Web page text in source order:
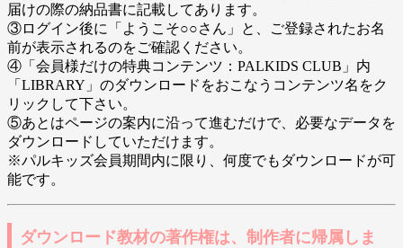
届けの際の納品書に記載してあります。
③ログイン後に「ようこそ○○さん」と、ご登録されたお名
前が表示されるのをご確認ください。
④「会員様だけの特典コンテンツ：PALKIDS CLUB」内
「LIBRARY」のダウンロードをおこなうコンテンツ名をク
リックして下さい。
⑤あとはページの案内に沿って進むだけで、必要なデータを
ダウンロードしていただけます。
※パルキッズ会員期間内に限り、何度でもダウンロードが可
能です。
ダウンロード教材の著作権は、制作者に帰属しま